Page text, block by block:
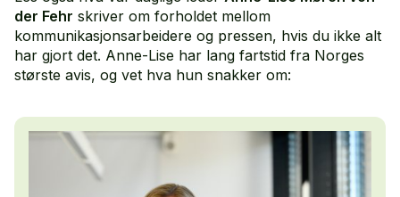
der Fehr skriver om forholdet mellom
kommunikasjonsarbeidere og pressen, hvis du ikke alt
har gjort det. Anne-Lise har lang fartstid fra Norges
største avis, og vet hva hun snakker om: